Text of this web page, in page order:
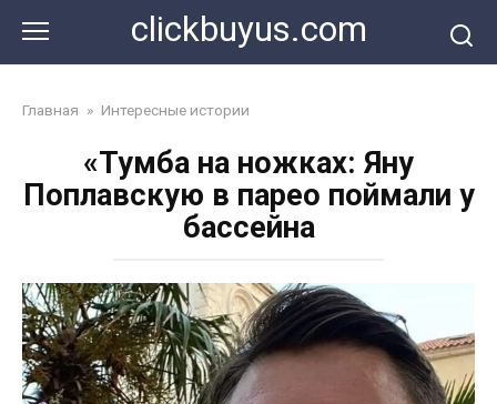
контенту
clickbuyus.com
Главная » Интересные истории
«Тумба на ножках: Яну
Поплавскую в парео поймали у
бассейна